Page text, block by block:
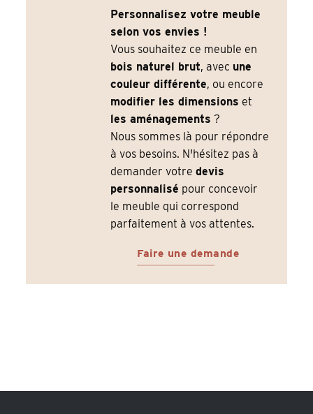
Personnalisez votre meuble
selon vos envies !
Vous souhaitez ce meuble en
bois naturel brut, avec une
couleur différente, ou encore
modifier les dimensions et
les aménagements ?
Nous sommes là pour répondre
à vos besoins. N'hésitez pas à
demander votredevis
personnalisé pour concevoir
le meuble qui correspond
parfaitement à vos attentes.
Faire une demande